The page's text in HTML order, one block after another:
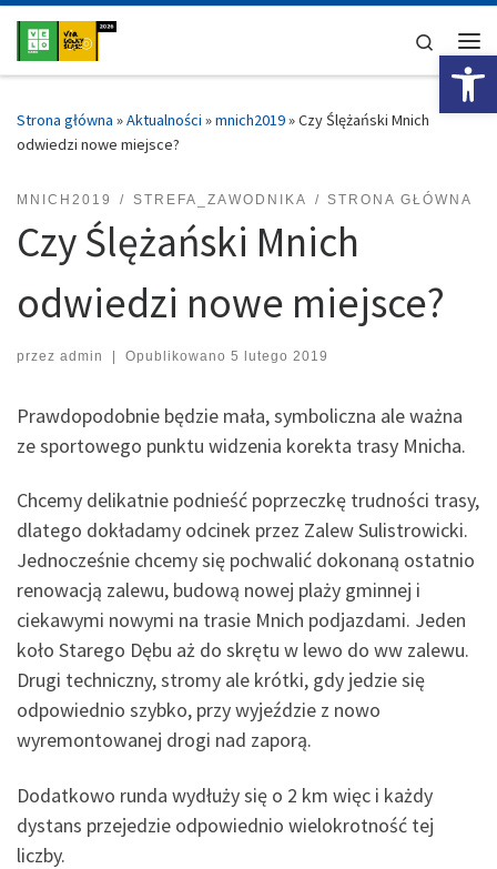
Przejdź do treści
Search
Strona główna »Aktualności »mnich2019»Czy Ślężański Mnich
odwiedzi nowe miejsce?
MNICH2019 STREFA_ZAWODNIKA STRONA GŁÓWNA
Czy Ślężański Mnich
odwiedzi nowe miejsce?
przez admin | Opublikowano 5 lutego 2019
Prawdopodobnie będzie mała, symboliczna ale ważna
ze sportowego punktu widzenia korekta trasy Mnicha.
Chcemy delikatnie podnieść poprzeczkę trudności trasy,
dlatego dokładamy odcinek przez Zalew Sulistrowicki.
Jednocześnie chcemy się pochwalić dokonaną ostatnio
renowacją zalewu, budową nowej plaży gminnej i
ciekawymi nowymi na trasie Mnich podjazdami. Jeden
koło Starego Dębu aż do skrętu w lewo do ww zalewu.
Drugi techniczny, stromy ale krótki, gdy jedzie się
odpowiednio szybko, przy wyjeździe z nowo
wyremontowanej drogi nad zaporą.
Dodatkowo runda wydłuży się o 2 km więc i każdy
dystans przejedzie odpowiednio wielokrotność tej
liczby.